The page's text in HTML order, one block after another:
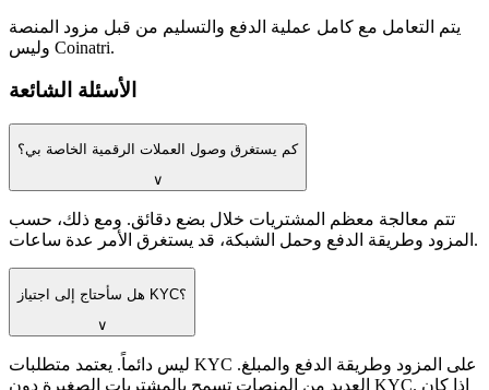
يتم التعامل مع كامل عملية الدفع والتسليم من قبل مزود المنصة
وليس Coinatri.
الأسئلة الشائعة
كم يستغرق وصول العملات الرقمية الخاصة بي؟
∨
تتم معالجة معظم المشتريات خلال بضع دقائق. ومع ذلك، حسب
المزود وطريقة الدفع وحمل الشبكة، قد يستغرق الأمر عدة ساعات.
هل سأحتاج إلى اجتياز KYC؟
∨
ليس دائماً. يعتمد متطلبات KYC على المزود وطريقة الدفع والمبلغ.
العديد من المنصات تسمح بالمشتريات الصغيرة دون KYC. إذا كان